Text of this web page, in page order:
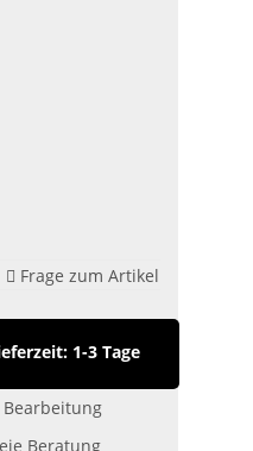
Frage zum Artikel
1-3 Tage
Beratung